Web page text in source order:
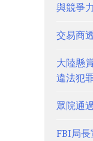
與競爭力
交易商
大陸懸
違法犯
眾院通
FBI局